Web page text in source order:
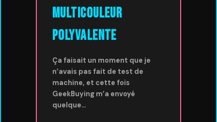
multicouleur
polyvalente
Ça faisait un moment que je
n’avais pas fait de test de
machine, et cette fois
GeekBuying m’a envoyé
quelque…